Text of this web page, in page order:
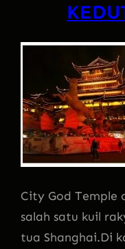
City God Temple
salah satu kuil
tua Shanghai.Di